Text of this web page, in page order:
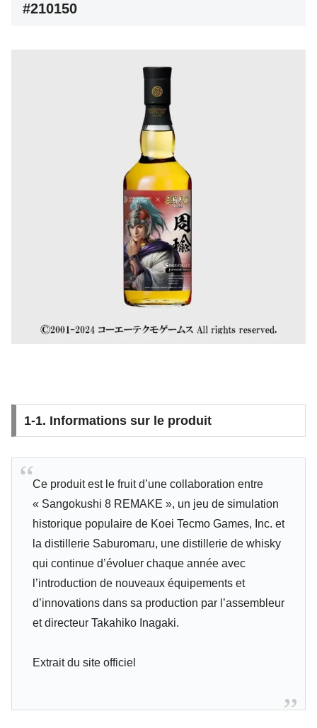
#210150
1-1. Informations sur le produit
Ce produit est le fruit d’une collaboration entre
« Sangokushi 8 REMAKE », un jeu de simulation
historique populaire de Koei Tecmo Games, Inc. et
la distillerie Saburomaru, une distillerie de whisky
qui continue d’évoluer chaque année avec
l’introduction de nouveaux équipements et
d’innovations dans sa production par l’assembleur
et directeur Takahiko Inagaki.
Extrait du site officiel